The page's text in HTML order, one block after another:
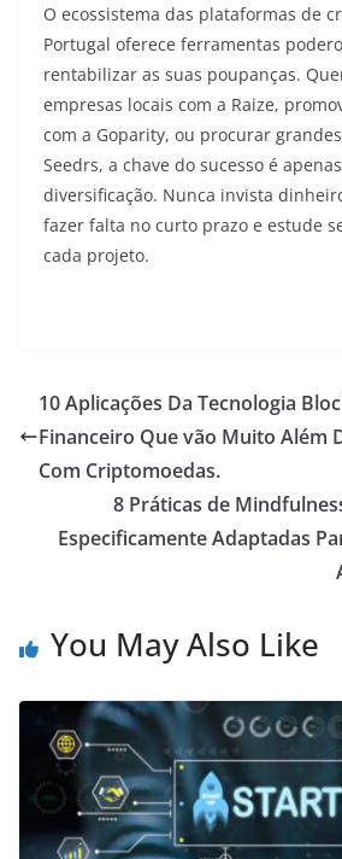
O ecossistema das plataformas de
Portugal oferece ferramentas
rentabilizar as suas poupanças.
empresas locais com a Raize,
com a Goparity, ou procurar
Seedrs, a chave do sucesso é
diversificação. Nunca invista
fazer falta no curto prazo e estude
cada projeto.
10 Aplicações Da Tecnologia
Financeiro Que vão Muito Além
Com Criptomoedas.
8 Práticas de
Especificamente Adaptadas
You May Also Like